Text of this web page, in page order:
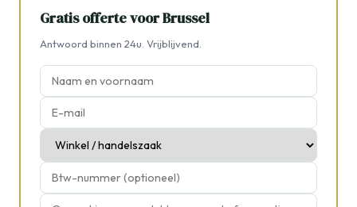
Gratis offerte voor Brussel
Antwoord binnen 24u. Vrijblijvend.